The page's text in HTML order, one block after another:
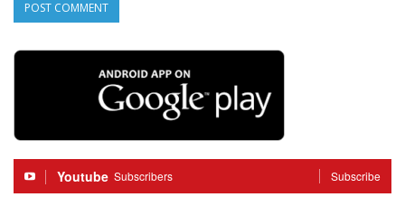
Youtube Subscribers Subscribe